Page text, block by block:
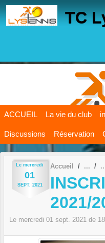
TC
ACCUEIL La vie du club
Discussions Réservation
Le mercredi
01
SEPT. 2021
Accueil
2021/
Le mercredi 01 sept. 2021 de
Panneau de gestion des